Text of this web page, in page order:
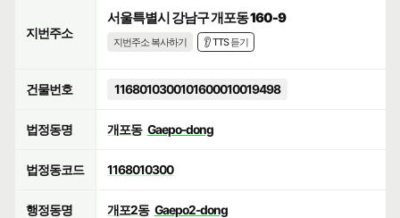
지번주소
서울특별시 강남구 개포동 160-9
지번주소 복사하기 👂 TTS 듣기
건물번호 1168010300101600010019498
법정동명 개포동 Gaepo-dong
법정동코드 1168010300
행정동명 개포2동 Gaepo2-dong